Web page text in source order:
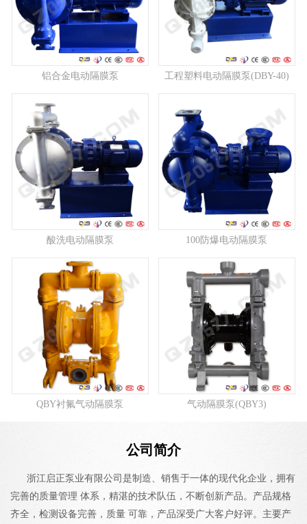
铝合金电动隔膜泵 工程塑料电动隔膜泵(DBY-40)
酸洗电动隔膜泵 100防爆电动隔膜泵
QBY衬氟气动隔膜泵 气动隔膜泵(QBY3)
公司简介
浙江启正泵业有限公司是制造、销售于一体的现代化企业，拥有
完善的质量管理 体系，精湛的技术队伍，不断创新产品。产品规格
齐全，检测设备完善，质量 可靠，产品深受广大客户好评。主要产